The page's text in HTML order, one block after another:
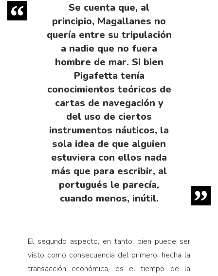
Se cuenta que, al
principio, Magallanes no
quería en­tre su tripulación
a nadie que no fuera
hombre de mar. Si bien
Pigafetta tenía
conocimientos teóricos de
cartas de navegación y
del uso de ciertos
instrumen­tos náuticos, la
sola idea de que alguien
estuviera con ellos nada
más que para escribir, al
portugués le pare­cía,
cuando menos, inútil.
El segundo aspecto, en tanto, bien puede ser
visto como consecuencia del primero: hecha la
transacción económica, es el tiempo de la